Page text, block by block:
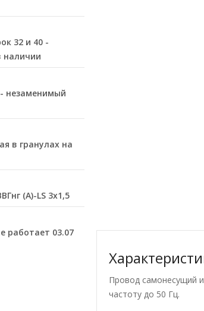
Провод самонесущий
частоту до 50 Гц.
32 и 40 -
наличии
незаменимый
в гранулах на
(A)-LS 3х1,5
работает 03.07